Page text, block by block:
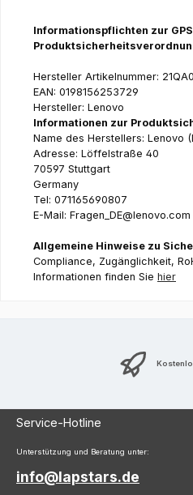
Informationspflichten zur
Hersteller Artikelnummer:
EAN: 0198156253729
Hersteller: Lenovo
Informationen zur
Name des Herstellers: Lenovo
Adresse: Löffelstraße 40
70597 Stuttgart
Germany
Tel: 071165690807
E-Mail: Fragen_DE@lenovo.com
Allgemeine Hinweise zu
Compliance, Zugänglichkeit,
Informationen finden Sie hier
Service-Hotline
Unterstützung und Beratung unter:
info@lapstars.de